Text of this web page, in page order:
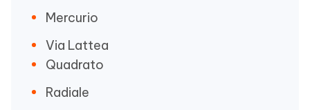
Mercurio
Via Lattea
Quadrato
Radiale